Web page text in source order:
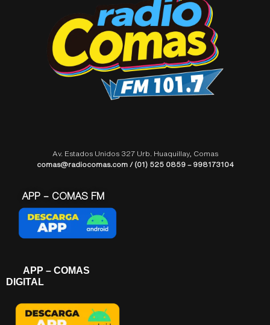
Av. Estados Unidos 327 Urb. Huaquillay, Comas
comas@radiocomas.com / (01) 525 0859 – 998173104
APP – COMAS FM
APP – COMAS
DIGITAL